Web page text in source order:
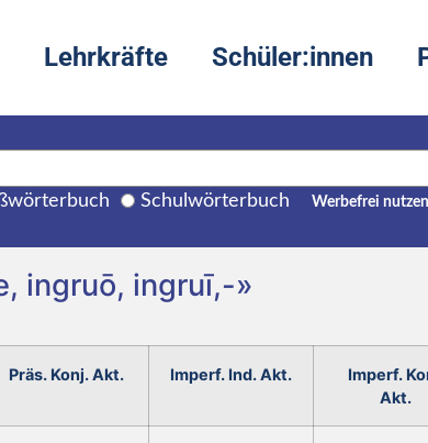
Lehrkräfte Schüler:innen
Schulwörterbuch Werbefrei
ingruō, ingruī,-»
Präs. Konj. Akt. Imperf. Ind. Akt.
Imperf.
Akt.